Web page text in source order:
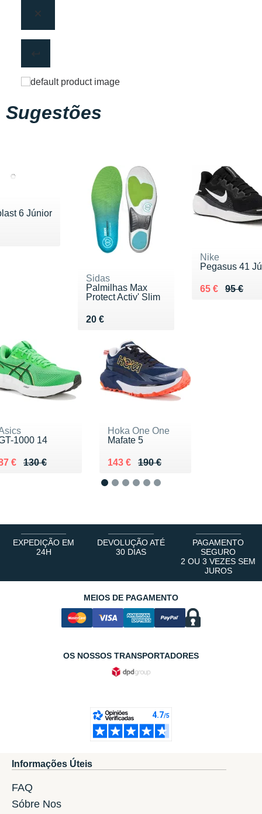
Sugestões
6 Júnior
Sidas
Palmilhas Max
Protect Activ' Slim
20 €
Vendu 20 €
Nike
Pegasus 41
95 €
Au lieu de 95
65 €
Vendu 65 €
1000 14
130 €
lieu de 130 €
€ 87 €
Hoka One One
Mafate 5
190 €
Au lieu de 190 €
143 €
Vendu 143 €
EXPEDIÇÃO EM
24H
DEVOLUÇÃO ATÉ
30 DIAS
PAGAMENTO
SEGURO
2 OU 3 VEZES SEM
JUROS
MEIOS DE PAGAMENTO
OS NOSSOS TRANSPORTADORES
Informações Úteis
FAQ
Sóbre Nos